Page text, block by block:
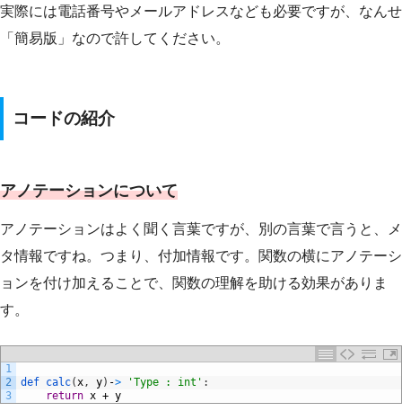
実際には電話番号やメールアドレスなども必要ですが、なんせ
「簡易版」なので許してください。
コードの紹介
アノテーションについて
アノテーションはよく聞く言葉ですが、別の言葉で言うと、メ
タ情報ですね。つまり、付加情報です。関数の横にアノテーシ
ョンを付け加えることで、関数の理解を助ける効果がありま
す。
1
2
3
def calc(x, y) -> 'Type : int' :
return x + y